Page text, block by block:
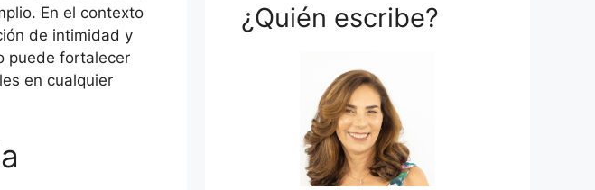
En el contexto
de intimidad y
puede fortalecer
en cualquier
¿Quién escribe?